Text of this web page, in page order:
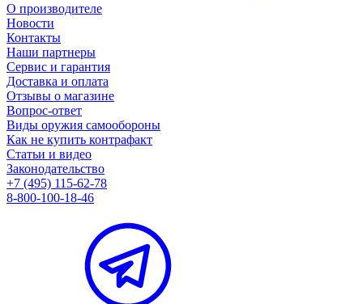
О производителе
Новости
Контакты
Наши партнеры
Сервис и гарантия
Доставка и оплата
Отзывы о магазине
Вопрос-ответ
Виды оружия самообороны
Как не купить контрафакт
Статьи и видео
Законодательство
+7 (495) 115-62-78
8-800-100-18-46